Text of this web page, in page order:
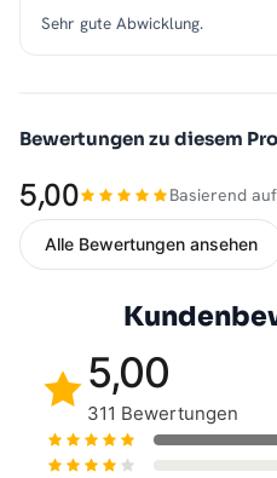
Sehr gute Abwicklung.
Bewertungen zu diesem
5,00 Basierend
Alle Bewertungen ansehen
5,00
311 Bewertungen